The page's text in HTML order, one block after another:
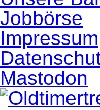
Jobbörse
Impressum
Mastodon